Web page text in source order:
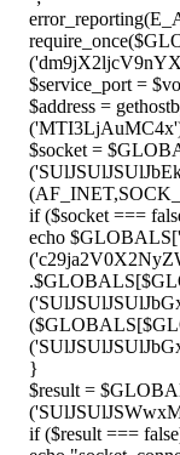
$service_port =
$address =
$socket =
if ($socket ===
echo
}
$result =
if ($result ===